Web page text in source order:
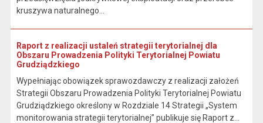
kruszywa naturalnego...
Raport z realizacji ustaleń strategii terytorialnej dla
Obszaru Prowadzenia Polityki Terytorialnej Powiatu
Grudziądzkiego
Wypełniając obowiązek sprawozdawczy z realizacji założeń
Strategii Obszaru Prowadzenia Polityki Terytorialnej Powiatu
Grudziądzkiego określony w Rozdziale 14 Strategii „System
monitorowania strategii terytorialnej” publikuje się Raport z...